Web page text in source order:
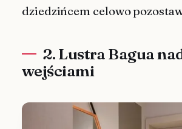
dziedzińcem celowo
2. Lustra Bagua
wejściami